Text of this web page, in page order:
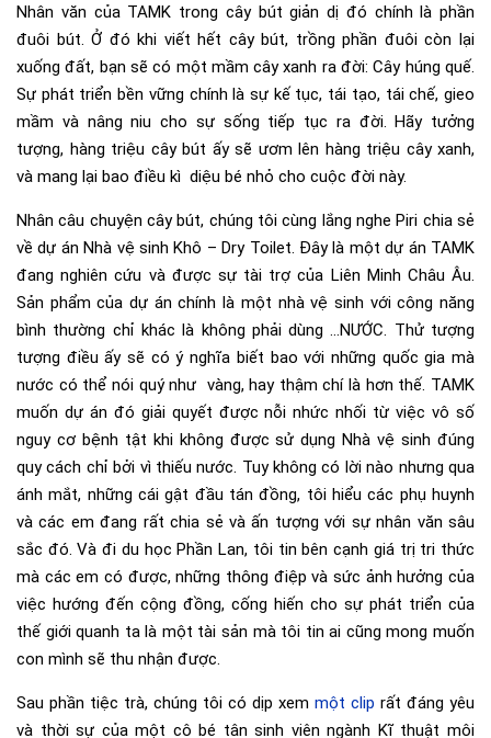
Nhân văn của TAMK trong cây bút giản dị đó chính là phần
đuôi bút. Ở đó khi viết hết cây bút, trồng phần đuôi còn lại
xuống đất, bạn sẽ có một mầm cây xanh ra đời: Cây húng quế.
Sự phát triển bền vững chính là sự kế tục, tái tạo, tái chế, gieo
mầm và nâng niu cho sự sống tiếp tục ra đời. Hãy tưởng
tượng, hàng triệu cây bút ấy sẽ ươm lên hàng triệu cây xanh,
và mang lại bao điều kì diệu bé nhỏ cho cuộc đời này.
Nhân câu chuyện cây bút, chúng tôi cùng lắng nghe Piri chia sẻ
về dự án Nhà vệ sinh Khô – Dry Toilet. Đây là một dự án TAMK
đang nghiên cứu và được sự tài trợ của Liên Minh Châu Âu.
Sản phẩm của dự án chính là một nhà vệ sinh với công năng
bình thường chỉ khác là không phải dùng …NƯỚC. Thử tượng
tượng điều ấy sẽ có ý nghĩa biết bao với những quốc gia mà
nước có thể nói quý như vàng, hay thậm chí là hơn thế. TAMK
muốn dự án đó giải quyết được nỗi nhức nhối từ việc vô số
nguy cơ bệnh tật khi không được sử dụng Nhà vệ sinh đúng
quy cách chỉ bởi vì thiếu nước. Tuy không có lời nào nhưng qua
ánh mắt, những cái gật đầu tán đồng, tôi hiểu các phụ huynh
và các em đang rất chia sẻ và ấn tượng với sự nhân văn sâu
sắc đó. Và đi du học Phần Lan, tôi tin bên cạnh giá trị tri thức
mà các em có được, những thông điệp và sức ảnh hưởng của
việc hướng đến cộng đồng, cống hiến cho sự phát triển của
thế giới quanh ta là một tài sản mà tôi tin ai cũng mong muốn
con mình sẽ thu nhận được.
Sau phần tiệc trà, chúng tôi có dịp xem một clip rất đáng yêu
và thời sự của một cô bé tân sinh viên ngành Kĩ thuật môi